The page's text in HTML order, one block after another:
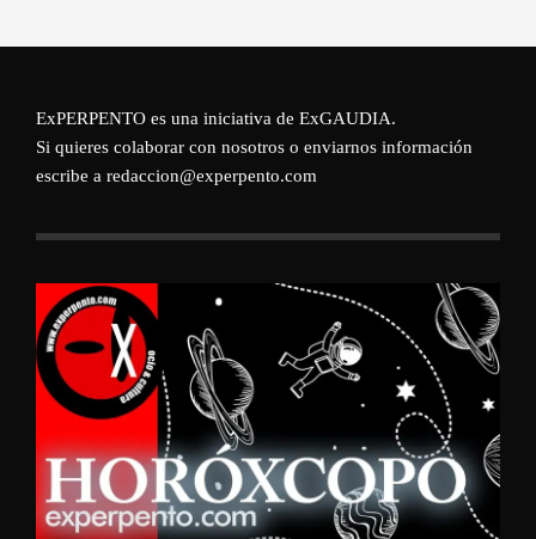
ExPERPENTO es una iniciativa de ExGAUDIA.
Si quieres colaborar con nosotros o enviarnos información
escribe a redaccion@experpento.com